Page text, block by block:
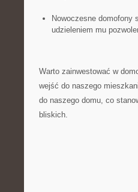
Nowoczesne‍ domofony
udzieleniem mu
Warto zainwestować w
⁢wejść do naszego
⁤do naszego ⁢domu, co
bliskich.